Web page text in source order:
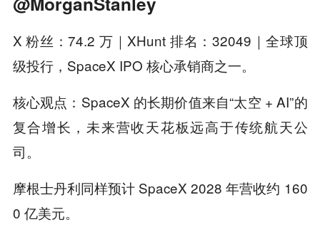
X 粉丝：74.2 万｜XHunt 排名：32049｜全球顶
级投行，SpaceX IPO 核心承销商之一。
核心观点：SpaceX 的长期价值来自“太空 + AI”的
复合增长，未来营收天花板远高于传统航天公
司。
摩根士丹利同样预计 SpaceX 2028 年营收约 160
0 亿美元。